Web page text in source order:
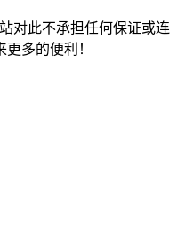
对此不承担任何保证或连
多的便利！